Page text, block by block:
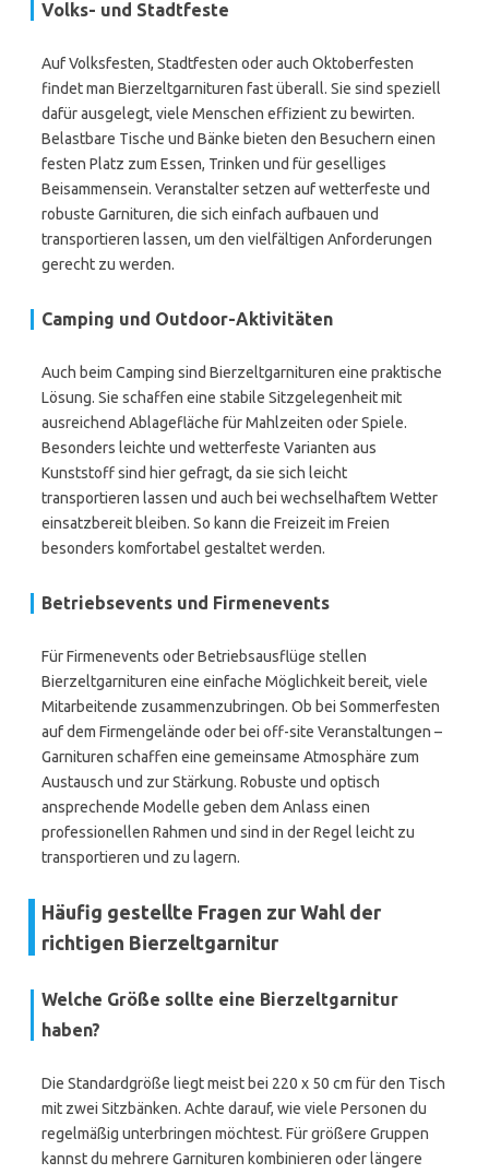
Volks- und Stadtfeste
Auf Volksfesten, Stadtfesten oder auch Oktoberfesten
findet man Bierzeltgarnituren fast überall. Sie sind speziell
dafür ausgelegt, viele Menschen effizient zu bewirten.
Belastbare Tische und Bänke bieten den Besuchern einen
festen Platz zum Essen, Trinken und für geselliges
Beisammensein. Veranstalter setzen auf wetterfeste und
robuste Garnituren, die sich einfach aufbauen und
transportieren lassen, um den vielfältigen Anforderungen
gerecht zu werden.
Camping und Outdoor-Aktivitäten
Auch beim Camping sind Bierzeltgarnituren eine praktische
Lösung. Sie schaffen eine stabile Sitzgelegenheit mit
ausreichend Ablagefläche für Mahlzeiten oder Spiele.
Besonders leichte und wetterfeste Varianten aus
Kunststoff sind hier gefragt, da sie sich leicht
transportieren lassen und auch bei wechselhaftem Wetter
einsatzbereit bleiben. So kann die Freizeit im Freien
besonders komfortabel gestaltet werden.
Betriebsevents und Firmenevents
Für Firmenevents oder Betriebsausflüge stellen
Bierzeltgarnituren eine einfache Möglichkeit bereit, viele
Mitarbeitende zusammenzubringen. Ob bei Sommerfesten
auf dem Firmengelände oder bei off-site Veranstaltungen –
Garnituren schaffen eine gemeinsame Atmosphäre zum
Austausch und zur Stärkung. Robuste und optisch
ansprechende Modelle geben dem Anlass einen
professionellen Rahmen und sind in der Regel leicht zu
transportieren und zu lagern.
Häufig gestellte Fragen zur Wahl der
richtigen Bierzeltgarnitur
Welche Größe sollte eine Bierzeltgarnitur
haben?
Die Standardgröße liegt meist bei 220 x 50 cm für den Tisch
mit zwei Sitzbänken. Achte darauf, wie viele Personen du
regelmäßig unterbringen möchtest. Für größere Gruppen
kannst du mehrere Garnituren kombinieren oder längere